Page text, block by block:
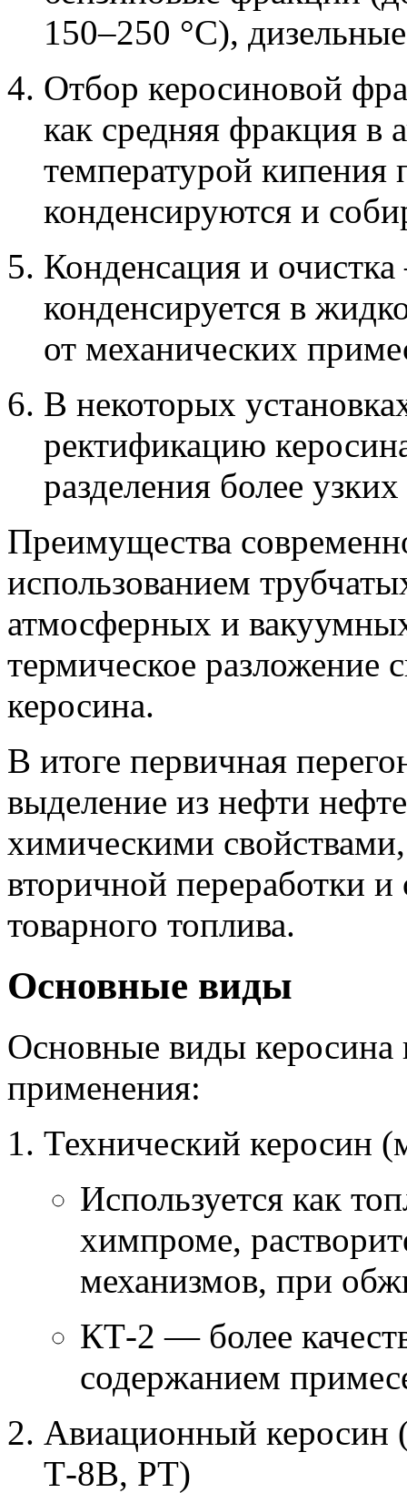
150–250 °C),
Отбор керосиновой
как средняя фракция в
температурой
конденсируются и
Конденсация и
конденсируется в
от механических
В некоторых
ректификацию
разделения более
Преимущества
использованием
атмосферных и
термическое разложение
керосина.
В итоге первичная
выделение из нефти
химическими
вторичной переработки
товарного топлива.
Основные виды
Основные виды
применения:
Технический керосин
Используется как
химпроме,
механизмов, при
КТ-2 — более
содержанием
Авиационный
Т-8В, РТ)